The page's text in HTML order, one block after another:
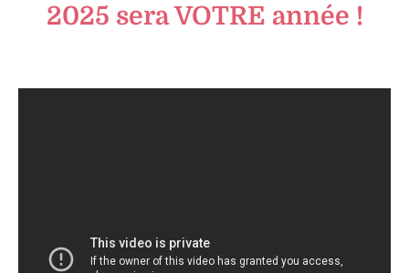
2025 sera VOTRE année !